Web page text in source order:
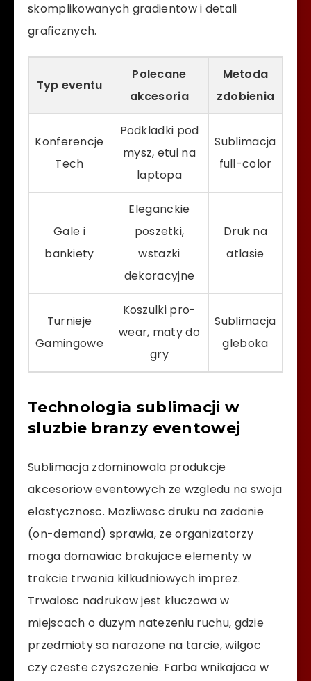
skomplikowanych gradientow i detali
graficznych.
Typ eventu
Polecane
akcesoria
Metoda
zdobienia
Konferencje
Tech
Podkladki pod
mysz, etui na
laptopa
Sublimacja
full-color
Gale i
bankiety
Eleganckie
poszetki,
wstazki
dekoracyjne
Druk na
atlasie
Turnieje
Gamingowe
Koszulki pro-
wear, maty do
gry
Sublimacja
gleboka
Technologia sublimacji w
sluzbie branzy eventowej
Sublimacja zdominowala produkcje
akcesoriow eventowych ze wzgledu na swoja
elastycznosc. Mozliwosc druku na zadanie
(on-demand) sprawia, ze organizatorzy
moga domawiac brakujace elementy w
trakcie trwania kilkudniowych imprez.
Trwalosc nadrukow jest kluczowa w
miejscach o duzym natezeniu ruchu, gdzie
przedmioty sa narazone na tarcie, wilgoc
czy czeste czyszczenie. Farba wnikajaca w